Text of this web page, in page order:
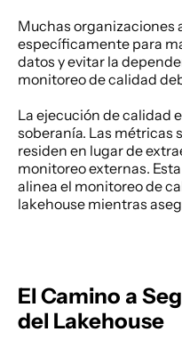
Muchas organizaciones
específicamente para
datos y evitar la
monitoreo de calidad
La ejecución de calidad
soberanía. Las métricas
residen en lugar de
monitoreo externas.
alinea el monitoreo de
lakehouse mientras
El Camino a
del Lakehouse